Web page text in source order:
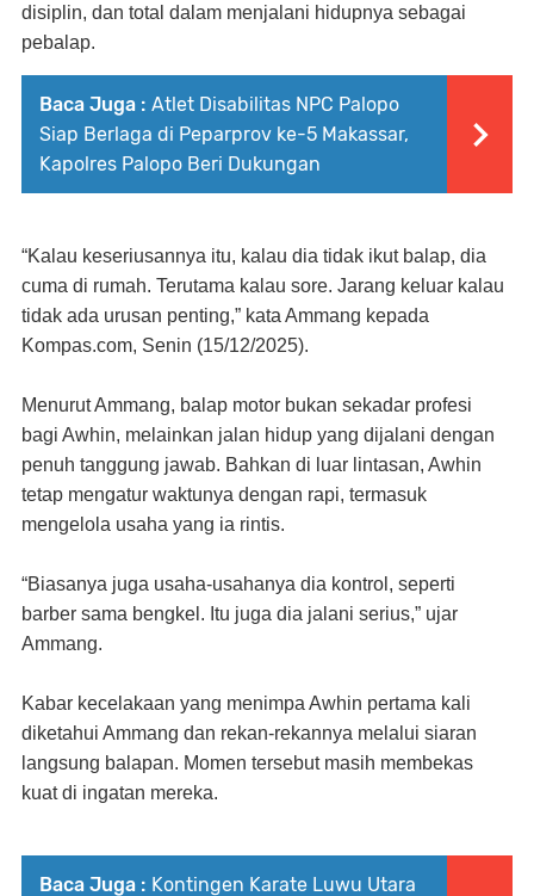
disiplin, dan total dalam menjalani hidupnya sebagai
pebalap.
Baca Juga : Atlet Disabilitas NPC Palopo
Siap Berlaga di Peparprov ke-5 Makassar,
Kapolres Palopo Beri Dukungan
“Kalau keseriusannya itu, kalau dia tidak ikut balap, dia
cuma di rumah. Terutama kalau sore. Jarang keluar kalau
tidak ada urusan penting,” kata Ammang kepada
Kompas.com, Senin (15/12/2025).
Menurut Ammang, balap motor bukan sekadar profesi
bagi Awhin, melainkan jalan hidup yang dijalani dengan
penuh tanggung jawab. Bahkan di luar lintasan, Awhin
tetap mengatur waktunya dengan rapi, termasuk
mengelola usaha yang ia rintis.
“Biasanya juga usaha-usahanya dia kontrol, seperti
barber sama bengkel. Itu juga dia jalani serius,” ujar
Ammang.
Kabar kecelakaan yang menimpa Awhin pertama kali
diketahui Ammang dan rekan-rekannya melalui siaran
langsung balapan. Momen tersebut masih membekas
kuat di ingatan mereka.
Baca Juga : Kontingen Karate Luwu Utara